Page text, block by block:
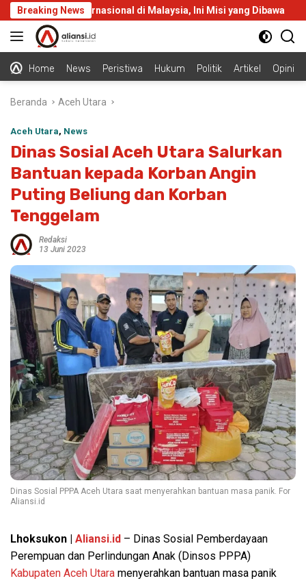
Langsung
ke
konten
Breaking News
KKN Internasional di Malaysia, Ini Misi yang Dibawa
Home News Peristiwa Hukum Politik Artikel Opini
Beranda Aceh Utara
Aceh Utara, News
Dinas Sosial Aceh Utara Salurkan
Bantuan kepada Korban Angin
Puting Beliung dan Korban
Tenggelam
Redaksi
13 Juni 2023
Dinas Sosial PPPA Aceh Utara saat menyerahkan bantuan masa panik. For
Aliansi.id
Lhoksukon | Aliansi.id – Dinas Sosial Pemberdayaan
Perempuan dan Perlindungan Anak (Dinsos PPPA)
Kabupaten Aceh Utara menyerahkan bantuan masa panik